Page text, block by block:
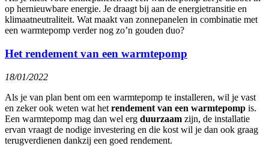
op hernieuwbare energie. Je draagt bij aan de energietransitie en
klimaatneutraliteit. Wat maakt van zonnepanelen in combinatie met
een warmtepomp verder nog zo’n gouden duo?
Het rendement van een warmtepomp
18/01/2022
Als je van plan bent om een warmtepomp te installeren, wil je vast
en zeker ook weten wat het rendement van een warmtepomp is.
Een warmtepomp mag dan wel erg duurzaam zijn, de installatie
ervan vraagt de nodige investering en die kost wil je dan ook graag
terugverdienen dankzij een goed rendement.